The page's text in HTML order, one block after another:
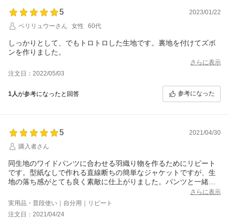
5
2023/01/22
ペリリュウーさん
女性 60代
しっかりとして、でもトロトロした生地です。裏地を付けてズボ
ンを作りました。
さらに表示
注文日：2022/05/03
1人が参考になったと回答 参考になった
5
2021/04/30
購入者さん
同生地のワイドパンツに合わせる羽織り物を作るためにリピート
です。型紙なしで作れる直線断ちの簡単なジャケットですが、生
地の落ち感がとても良く素敵に仕上がりました。パンツと一緒に
着れば着方によっては軽いパーティ用に使えそうな位、高級感の
ある仕上がりになって大満足です。
この生地でドレープたっぷりなブラウスやワンピースを作ったら
素晴らしいものが出来そうですが、そこまでの腕はないので我慢
さらに表示
実用品・普段使い｜自分用｜リピート
注文日：2021/04/24